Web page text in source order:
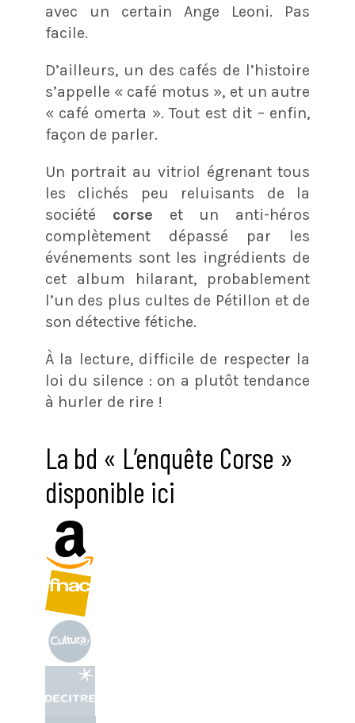
avec un certain Ange Leoni. Pas
facile.
D’ailleurs, un des cafés de l’histoire
s’appelle « café motus », et un autre
« café omerta ». Tout est dit – enfin,
façon de parler.
Un portrait au vitriol égrenant tous
les clichés peu reluisants de la
société corse et un anti-héros
complètement dépassé par les
événements sont les ingrédients de
cet album hilarant, probablement
l’un des plus cultes de Pétillon et de
son détective fétiche.
À la lecture, difficile de respecter la
loi du silence : on a plutôt tendance
à hurler de rire !
La bd « L’enquête Corse »
disponible ici